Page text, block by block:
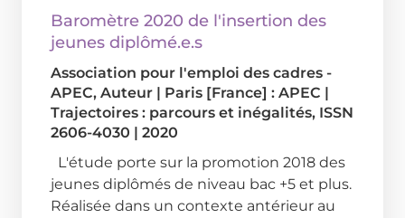
Baromètre 2020 de l'insertion des
jeunes diplômé.e.s
Association pour l'emploi des cadres -
APEC, Auteur | Paris [France] : APEC |
Trajectoires : parcours et inégalités, ISSN
2606-4030 | 2020
L'étude porte sur la promotion 2018 des
jeunes diplômés de niveau bac +5 et plus.
Réalisée dans un contexte antérieur au